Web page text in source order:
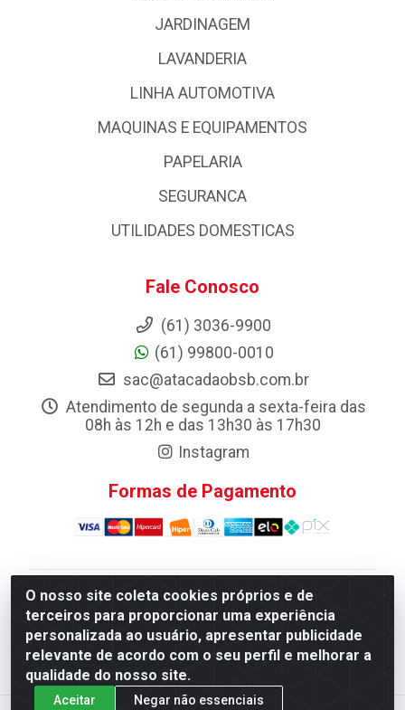
O nosso site coleta cookies próprios e de
terceiros para proporcionar uma experiência
personalizada ao usuário, apresentar publicidade
relevante de acordo com o seu perfil e melhorar a
qualidade do nosso site.
Aceitar Negar não essenciais
JARDINAGEM
LAVANDERIA
LINHA AUTOMOTIVA
MAQUINAS E EQUIPAMENTOS
PAPELARIA
SEGURANCA
UTILIDADES DOMESTICAS
Fale Conosco
(61) 3036-9900
(61) 99800-0010
sac@atacadaobsb.com.br
Atendimento de segunda a sexta-feira das
08h às 12h e das 13h30 às 17h30
Instagram
Formas de Pagamento
Atacadao da Limpeza F. Pereira Queiroz Comercio e
Distribuicao LTDA - Quadra Qi 10 Lotes 39 e, 41 - Setor
Industrial (Taguatinga), Brasília/DF - CEP 72.135-100 -
CNPJ 13.184.675/0001-80